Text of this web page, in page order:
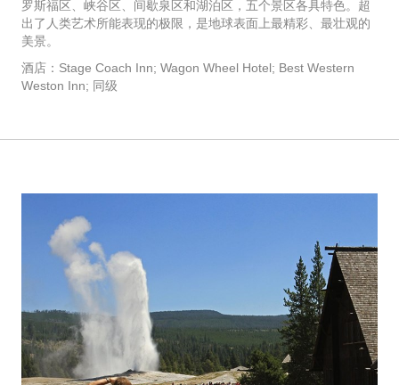
罗斯福区、峡谷区、间歇泉区和湖泊区，五个景区各具特色。超
出了人类艺术所能表现的极限，是地球表面上最精彩、最壮观的
美景。
酒店：Stage Coach Inn; Wagon Wheel Hotel; Best Western
Weston Inn; 同级